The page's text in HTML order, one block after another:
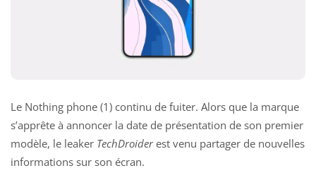
Le Nothing phone (1) continu de fuiter. Alors que la marque
s’apprête à annoncer la date de présentation de son premier
modèle, le leaker TechDroiderest venu partager de nouvelles
informations sur son écran.